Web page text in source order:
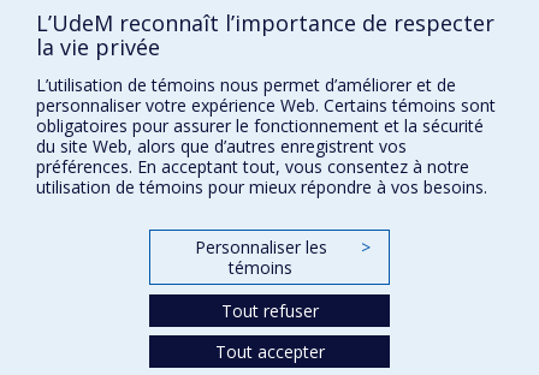
Téléchargez les logos de l'ESPUM
Conditions d’utilisation
L’UdeM reconnaît l’importance de respecter
la vie privée
L’utilisation de témoins nous permet d’améliorer et de
personnaliser votre expérience Web. Certains témoins sont
obligatoires pour assurer le fonctionnement et la sécurité
du site Web, alors que d’autres enregistrent vos
préférences. En acceptant tout, vous consentez à notre
utilisation de témoins pour mieux répondre à vos besoins.
Personnaliser les
témoins
>
Tout refuser
Tout accepter